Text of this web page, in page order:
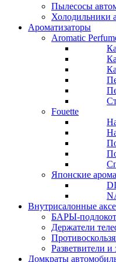
Пылесосы
Холодильники
Ароматизаторы
Aromatic
Fouette
Японские
Внутрисалонные
БАРЫ-
Держатели
Разветвители и
Домкраты